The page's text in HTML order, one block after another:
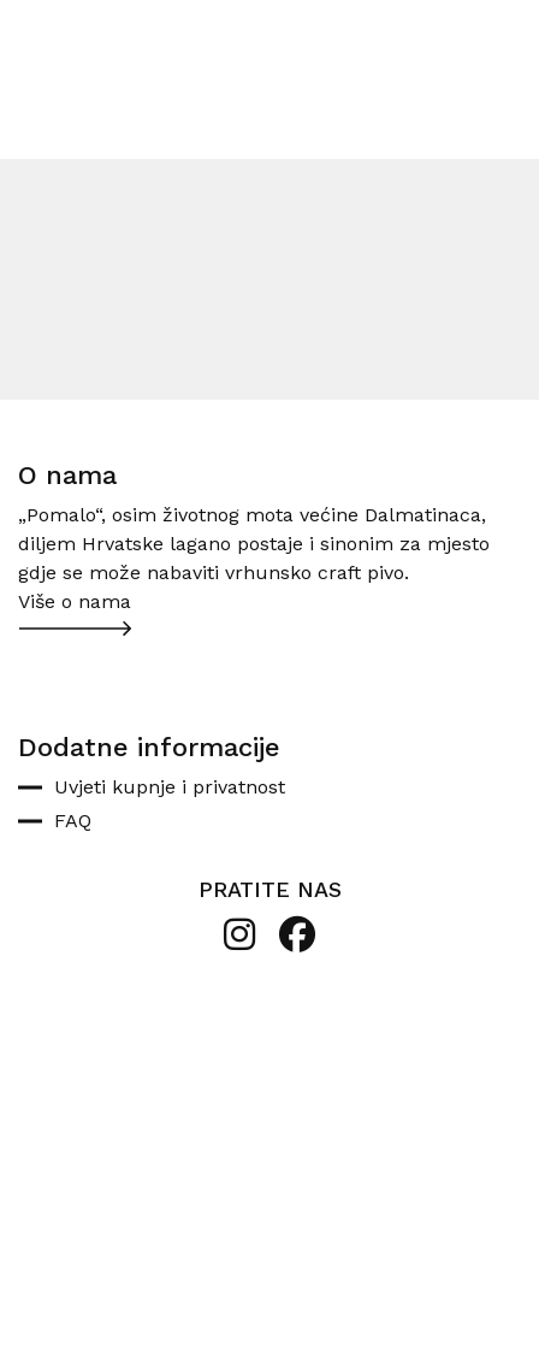
O nama
„Pomalo“, osim životnog mota većine Dalmatinaca,
diljem Hrvatske lagano postaje i sinonim za mjesto
gdje se može nabaviti vrhunsko craft pivo.
Više o nama
Dodatne informacije
Uvjeti kupnje i privatnost
FAQ
PRATITE NAS